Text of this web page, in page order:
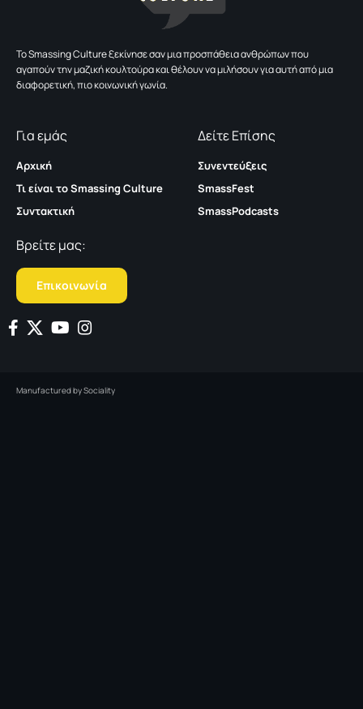
To Smassing Culture ξεκίνησε σαν μια προσπάθεια ανθρώπων που
αγαπούν την μαζική κουλτούρα και θέλουν να μιλήσουν για αυτή από μια
διαφορετική, πιο κοινωνική γωνία.
Για εμάς
Αρχική
Τι είναι το Smassing Culture
Συντακτική
Δείτε Επίσης
Συνεντεύξεις
SmassFest
SmassPodcasts
Βρείτε μας:
Επικοινωνία
Manufactured bySociality